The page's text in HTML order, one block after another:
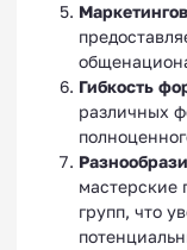
Гибкость
различных
мастерские
групп, что